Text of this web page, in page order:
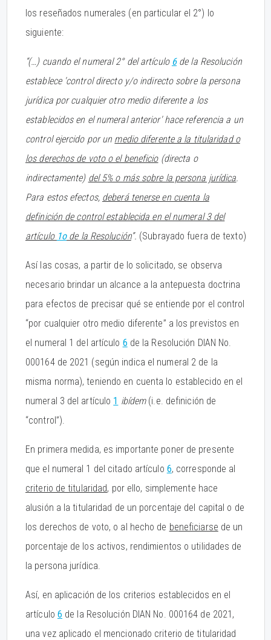
los reseñados numerales (en particular el 2°) lo
siguiente:
“(…) cuando el numeral 2° del artículo 6de la Resolución
establece 'control directo y/o indirecto sobre la persona
jurídica por cualquier otro medio diferente a los
establecidos en el numeral anterior' hace referencia a un
control ejercido por un medio diferente a la titularidad o
los derechos de voto o el beneficio(directa o
indirectamente) del 5% o más sobre la persona jurídica.
Para estos efectos, deberá tenerse en cuenta la
definición de control establecida en el numeral 3 del
artículo 1ode la Resolución”. (Subrayado fuera de texto)
Así las cosas, a partir de lo solicitado, se observa
necesario brindar un alcance a la antepuesta doctrina
para efectos de precisar qué se entiende por el control
“por cualquier otro medio diferente” a los previstos en
el numeral 1 del artículo 6 de la Resolución DIAN No.
000164 de 2021 (según indica el numeral 2 de la
misma norma), teniendo en cuenta lo establecido en el
numeral 3 del artículo 1 ibídem (i.e. definición de
“control”).
En primera medida, es importante poner de presente
que el numeral 1 del citado artículo 6, corresponde al
criterio de titularidad, por ello, simplemente hace
alusión a la titularidad de un porcentaje del capital o de
los derechos de voto, o al hecho de beneficiarse de un
porcentaje de los activos, rendimientos o utilidades de
la persona jurídica.
Así, en aplicación de los criterios establecidos en el
artículo 6 de la Resolución DIAN No. 000164 de 2021,
una vez aplicado el mencionado criterio de titularidad